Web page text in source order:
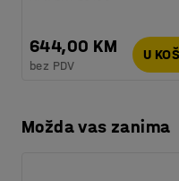
644,00 KM
bez PDV
U
Možda vas zanima